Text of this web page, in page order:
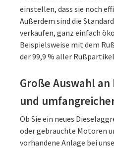
einstellen, dass sie noch
Außerdem sind die
verkaufen, ganz einfach
Beispielsweise mit dem
der 99,9 % aller
Große Auswahl
und
Ob Sie ein neues
oder gebrauchte Motoren
vorhandene Anlage bei